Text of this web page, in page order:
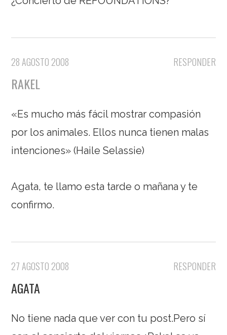
RESPONDER
28 AGOSTO 2008
RAKEL
«Es mucho más fácil mostrar compasión
por los animales. Ellos nunca tienen malas
intenciones» (Haile Selassie)
Agata, te llamo esta tarde o mañana y te
confirmo.
RESPONDER
27 AGOSTO 2008
AGATA
No tiene nada que ver con tu post.Pero sí